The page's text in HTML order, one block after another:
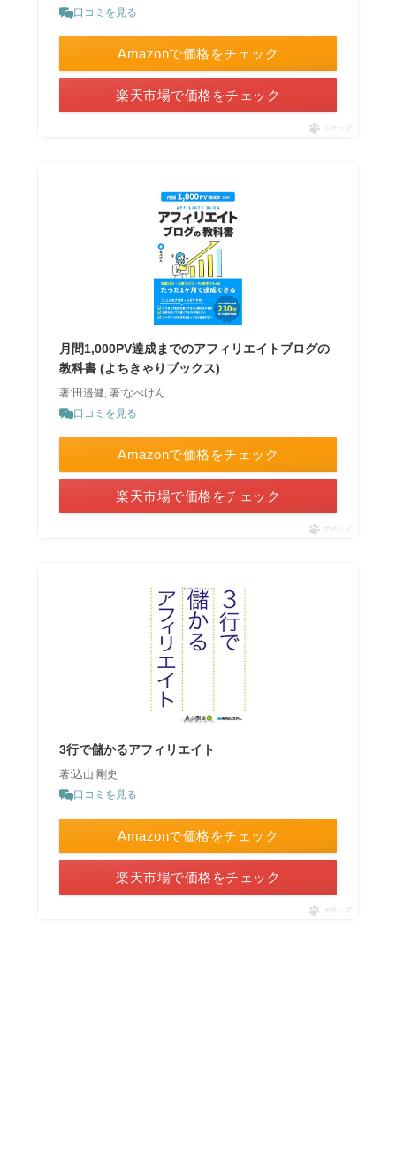
口コミを見る
Amazonで価格をチェック
楽天市場で価格をチェック
ポチップ
月間1,000PV達成までのアフィリエイトブログの
教科書 (よちきゃりブックス)
著:田邉健, 著:なべけん
口コミを見る
Amazonで価格をチェック
楽天市場で価格をチェック
ポチップ
3行で儲かるアフィリエイト
著:込山 剛史
口コミを見る
Amazonで価格をチェック
楽天市場で価格をチェック
ポチップ